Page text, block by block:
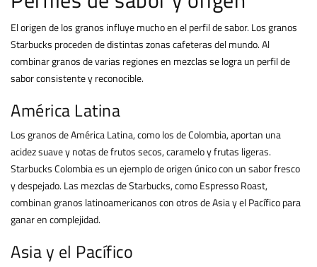
El origen de los granos influye mucho en el perfil de sabor. Los granos
Starbucks proceden de distintas zonas cafeteras del mundo. Al
combinar granos de varias regiones en mezclas se logra un perfil de
sabor consistente y reconocible.
América Latina
Los granos de América Latina, como los de Colombia, aportan una
acidez suave y notas de frutos secos, caramelo y frutas ligeras.
Starbucks Colombia es un ejemplo de origen único con un sabor fresco
y despejado. Las mezclas de Starbucks, como Espresso Roast,
combinan granos latinoamericanos con otros de Asia y el Pacífico para
ganar en complejidad.
Asia y el Pacífico